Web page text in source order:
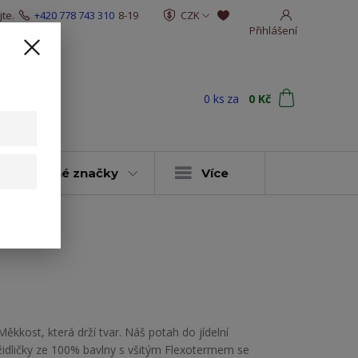
CZK
Přihlášení
+420 778 743 310 8-19
0 ks za 0 Kč
vybrané značky Více
která drží tvar. Náš potah do jídelní
ze 100% bavlny s všitým Flexotermem se